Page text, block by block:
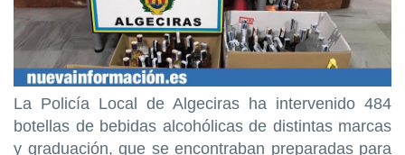
La Policía Local de Algeciras ha intervenido 484
botellas de bebidas alcohólicas de distintas marcas
y graduación, que se encontraban preparadas para